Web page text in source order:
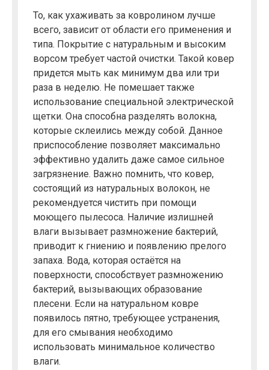
То, как ухаживать за ковролином лучше
всего, зависит от области его применения и
типа. Покрытие с натуральным и высоким
ворсом требует частой очистки. Такой ковер
придется мыть как минимум два или три
раза в неделю. Не помешает также
использование специальной электрической
щетки. Она способна разделять волокна,
которые склеились между собой. Данное
приспособление позволяет максимально
эффективно удалить даже самое сильное
загрязнение. Важно помнить, что ковер,
состоящий из натуральных волокон, не
рекомендуется чистить при помощи
моющего пылесоса. Наличие излишней
влаги вызывает размножение бактерий,
приводит к гниению и появлению прелого
запаха. Вода, которая остаётся на
поверхности, способствует размножению
бактерий, вызывающих образование
плесени. Если на натуральном ковре
появилось пятно, требующее устранения,
для его смывания необходимо
использовать минимальное количество
влаги.